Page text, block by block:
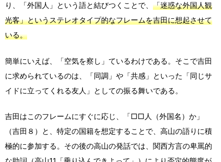
り、「外国人」という語と結びつくことで、 「迷惑な外国人観
光客」というステレオタイプ的なフレームを吉田に想起させて
いる。
簡単にいえば、「空気を察し」ているわけである。そこで吉田
に求められているのは、「同調」や「共感」といった「同じサ
イドに立ってくれる友人」としての振る舞いである。
吉田はこのフレームにすぐに応じ、「□□人（外国名）か」
（吉田８）と、特定の国籍を想定することで、高山の語りに積
極的に参加する。その後の高山の発話では、関西方言の卑罵的